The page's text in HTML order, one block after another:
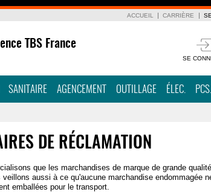
ACCUEIL CARRIÈRE
TBS France
SE
SANITAIRE AGENCEMENT OUTILLAGE ÉLEC.
DE RÉCLAMATION
que les marchandises de marque de grande
veillons aussi à ce qu'aucune marchandise endommagée
emballées pour le transport.